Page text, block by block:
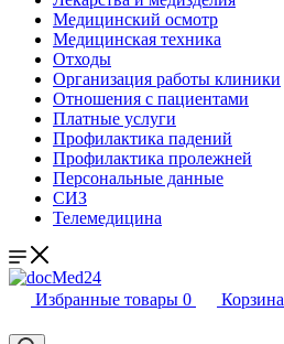
Медицинский осмотр
Медицинская техника
Отходы
Организация работы клиники
Отношения с пациентами
Платные услуги
Профилактика падений
Профилактика пролежней
Персональные данные
СИЗ
Телемедицина
Избранные товары 0 Корзина